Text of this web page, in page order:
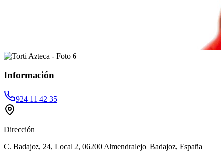
Información
924 11 42 35
Dirección
C. Badajoz, 24, Local 2, 06200 Almendralejo, Badajoz, España